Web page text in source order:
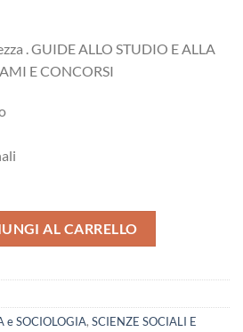
. GUIDE ALLO STUDIO E ALLA
E CONCORSI
AL CARRELLO
e SOCIOLOGIA, SCIENZE SOCIALI E